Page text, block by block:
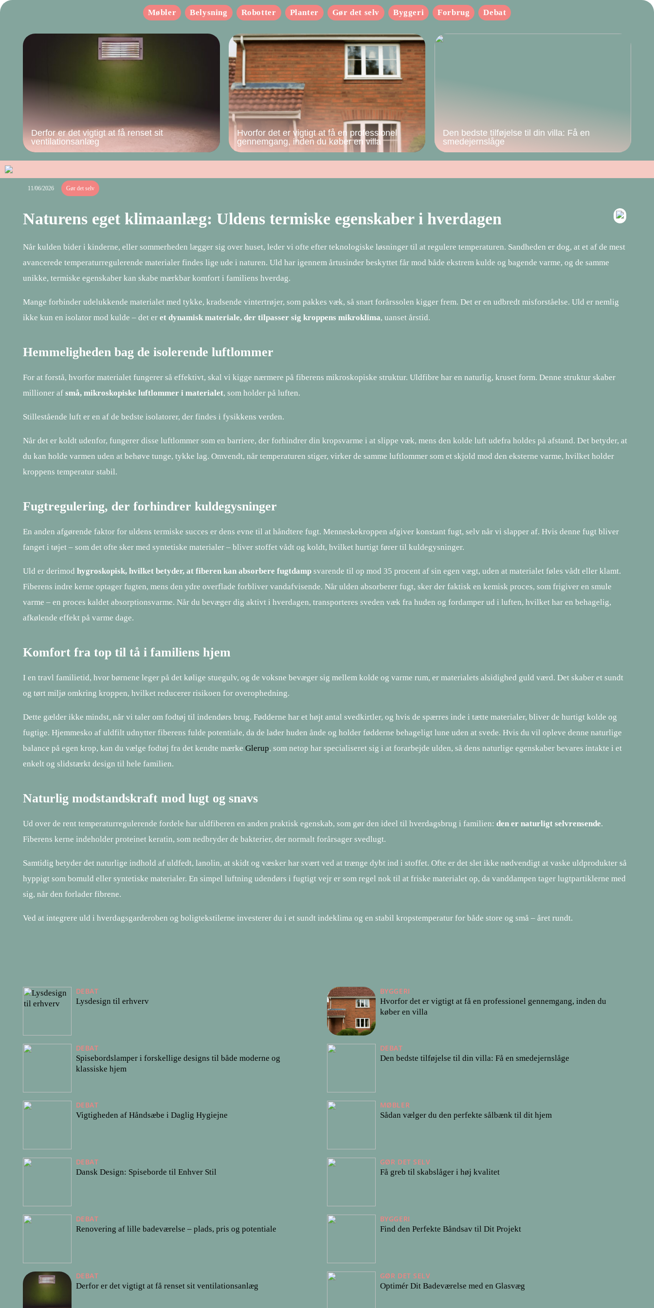
Møbler Belysning Robotter Planter Gør det selv Byggeri Forbrug Debat
Derfor er det vigtigt at få renset sit
ventilationsanlæg
Hvorfor det er vigtigt at få en professionel
gennemgang, inden du køber en villa
Den bedste tilføjelse til din villa: Få en
smedejernslåge
11/06/2026 Gør det selv
Naturens eget klimaanlæg: Uldens termiske egenskaber i hverdagen
Når kulden bider i kinderne, eller sommerheden lægger sig over huset, leder vi ofte efter teknologiske løsninger til at regulere temperaturen. Sandheden er dog, at et af de mest
avancerede temperaturregulerende materialer findes lige ude i naturen. Uld har igennem årtusinder beskyttet får mod både ekstrem kulde og bagende varme, og de samme
unikke, termiske egenskaber kan skabe mærkbar komfort i familiens hverdag.
Mange forbinder udelukkende materialet med tykke, kradsende vintertrøjer, som pakkes væk, så snart forårssolen kigger frem. Det er en udbredt misforståelse. Uld er nemlig
ikke kun en isolator mod kulde – det er et dynamisk materiale, der tilpasser sig kroppens mikroklima, uanset årstid.
Hemmeligheden bag de isolerende luftlommer
For at forstå, hvorfor materialet fungerer så effektivt, skal vi kigge nærmere på fiberens mikroskopiske struktur. Uldfibre har en naturlig, kruset form. Denne struktur skaber
millioner af små, mikroskopiske luftlommer i materialet, som holder på luften.
Stillestående luft er en af de bedste isolatorer, der findes i fysikkens verden.
Når det er koldt udenfor, fungerer disse luftlommer som en barriere, der forhindrer din kropsvarme i at slippe væk, mens den kolde luft udefra holdes på afstand. Det betyder, at
du kan holde varmen uden at behøve tunge, tykke lag. Omvendt, når temperaturen stiger, virker de samme luftlommer som et skjold mod den eksterne varme, hvilket holder
kroppens temperatur stabil.
Fugtregulering, der forhindrer kuldegysninger
En anden afgørende faktor for uldens termiske succes er dens evne til at håndtere fugt. Menneskekroppen afgiver konstant fugt, selv når vi slapper af. Hvis denne fugt bliver
fanget i tøjet – som det ofte sker med syntetiske materialer – bliver stoffet vådt og koldt, hvilket hurtigt fører til kuldegysninger.
Uld er derimod hygroskopisk, hvilket betyder, at fiberen kan absorbere fugtdamp svarende til op mod 35 procent af sin egen vægt, uden at materialet føles vådt eller klamt.
Fiberens indre kerne optager fugten, mens den ydre overflade forbliver vandafvisende. Når ulden absorberer fugt, sker der faktisk en kemisk proces, som frigiver en smule
varme – en proces kaldet absorptionsvarme. Når du bevæger dig aktivt i hverdagen, transporteres sveden væk fra huden og fordamper ud i luften, hvilket har en behagelig,
afkølende effekt på varme dage.
Komfort fra top til tå i familiens hjem
I en travl familietid, hvor børnene leger på det kølige stuegulv, og de voksne bevæger sig mellem kolde og varme rum, er materialets alsidighed guld værd. Det skaber et sundt
og tørt miljø omkring kroppen, hvilket reducerer risikoen for overophedning.
Dette gælder ikke mindst, når vi taler om fodtøj til indendørs brug. Fødderne har et højt antal svedkirtler, og hvis de spærres inde i tætte materialer, bliver de hurtigt kolde og
fugtige. Hjemmesko af uldfilt udnytter fiberens fulde potentiale, da de lader huden ånde og holder fødderne behageligt lune uden at svede. Hvis du vil opleve denne naturlige
balance på egen krop, kan du vælge fodtøj fra det kendte mærke Glerup, som netop har specialiseret sig i at forarbejde ulden, så dens naturlige egenskaber bevares intakte i et
enkelt og slidstærkt design til hele familien.
Naturlig modstandskraft mod lugt og snavs
Ud over de rent temperaturregulerende fordele har uldfiberen en anden praktisk egenskab, som gør den ideel til hverdagsbrug i familien: den er naturligt selvrensende.
Fiberens kerne indeholder proteinet keratin, som nedbryder de bakterier, der normalt forårsager svedlugt.
Samtidig betyder det naturlige indhold af uldfedt, lanolin, at skidt og væsker har svært ved at trænge dybt ind i stoffet. Ofte er det slet ikke nødvendigt at vaske uldprodukter så
hyppigt som bomuld eller syntetiske materialer. En simpel luftning udendørs i fugtigt vejr er som regel nok til at friske materialet op, da vanddampen tager lugtpartiklerne med
sig, når den forlader fibrene.
Ved at integrere uld i hverdagsgarderoben og boligtekstilerne investerer du i et sundt indeklima og en stabil kropstemperatur for både store og små – året rundt.
DEBAT
Lysdesign til erhverv
DEBAT
Spisebordslamper i forskellige designs til både moderne og
klassiske hjem
DEBAT
Vigtigheden af Håndsæbe i Daglig Hygiejne
DEBAT
Dansk Design: Spiseborde til Enhver Stil
DEBAT
Renovering af lille badeværelse – plads, pris og potentiale
DEBAT
Derfor er det vigtigt at få renset sit ventilationsanlæg
BYGGERI
Hvorfor det er vigtigt at få en professionel gennemgang, inden du
køber en villa
DEBAT
Den bedste tilføjelse til din villa: Få en smedejernslåge
MØBLER
Sådan vælger du den perfekte sålbænk til dit hjem
GØR DET SELV
Få greb til skabslåger i høj kvalitet
BYGGERI
Find den Perfekte Båndsav til Dit Projekt
GØR DET SELV
Optimér Dit Badeværelse med en Glasvæg